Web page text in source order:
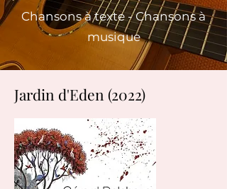
Chansons à texte - Chansons à
musique
Jardin d'Eden (2022)